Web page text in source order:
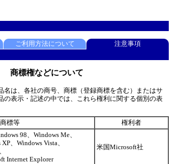
ご利用方法について 注意事項
商標権などについて
名は、各社の商号、商標（登録商標を含む）またはサ
の表示・記述の中では、これら権利に関する個別の表
商標等
権利者
98、Windows Me、
、Windows Vista、
Internet Explorer
米国Microsoft社